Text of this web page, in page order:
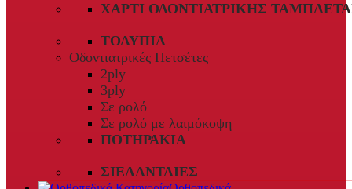
ΧΑΡΤΊ ΟΔΟΝΤΙΑΤΡΙΚΉΣ
ΤΟΛΎΠΙΑ
Οδοντιατρικές Πετσέτες
2ply
3ply
Σε ρολό
Σε ρολό με λαιμόκοψη
ΠΟΤΗΡΆΚΙΑ
ΣΙΕΛΑΝΤΛΊΕΣ